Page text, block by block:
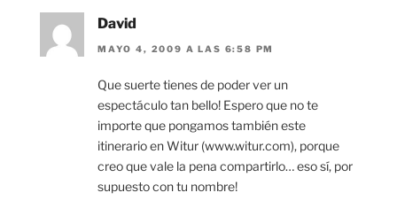
David
MAYO 4, 2009 A LAS 6:58 PM
Que suerte tienes de poder ver un
espectáculo tan bello! Espero que no te
importe que pongamos también este
itinerario en Witur (www.witur.com), porque
creo que vale la pena compartirlo… eso sí, por
supuesto con tu nombre!